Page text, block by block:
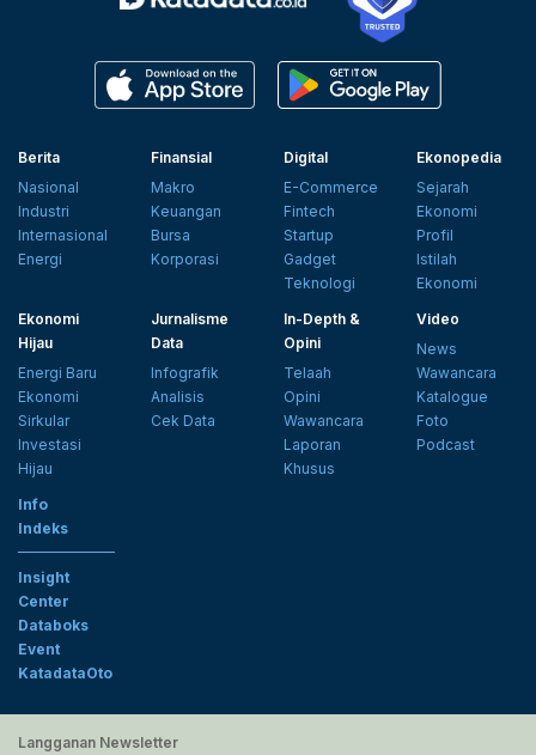
Berita
Nasional
Industri
Internasional
Energi
Finansial
Makro
Keuangan
Bursa
Korporasi
Digital
E-Commerce
Fintech
Startup
Gadget
Teknologi
Ekonopedia
Sejarah
Ekonomi
Profil
Istilah
Ekonomi
Ekonomi
Hijau
Energi Baru
Ekonomi
Sirkular
Investasi
Hijau
Jurnalisme
Data
Infografik
Analisis
Cek Data
In-Depth &
Opini
Telaah
Opini
Wawancara
Laporan
Khusus
Video
News
Wawancara
Katalogue
Foto
Podcast
Info
Indeks
Insight
Center
Databoks
Event
KatadataOto
Langganan Newsletter